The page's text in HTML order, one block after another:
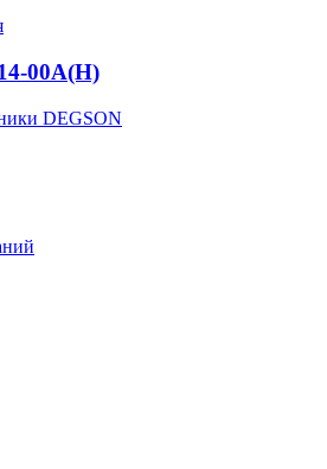
00A(H)
DEGSON